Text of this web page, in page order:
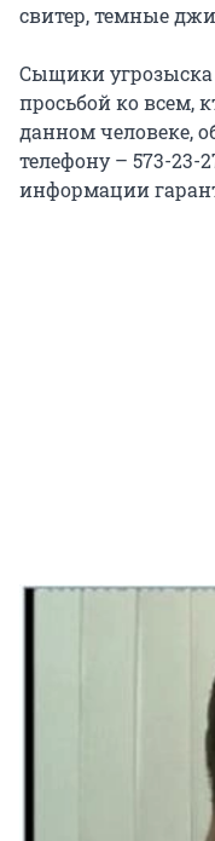
свитер, темные
Сыщики угрозыска
просьбой ко всем,
данном человеке,
телефону – 573-23-
информации